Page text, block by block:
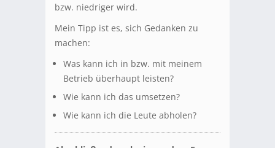
bzw. niedriger wird.
Mein Tipp ist es, sich Gedanken zu
machen:
Was kann ich in bzw. mit meinem
Betrieb überhaupt leisten?
Wie kann ich das umsetzen?
Wie kann ich die Leute abholen?